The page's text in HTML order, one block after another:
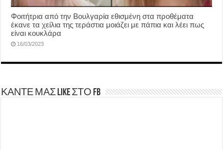
Φοιτήτρια από την Βουλγαρία εθισμένη στα προθέματα
έκανε τα χείλια της τεράστια μοιάζει με πάπια και λέει πως
είναι κουκλάρα
16/03/2023
ΚΑΝΤΕ ΜΑΣ LIKE ΣΤΟ FB